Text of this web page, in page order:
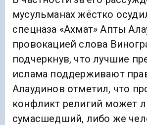
мусульманах жёстко
спецназа «Ахмат» Апты
провокацией слова
подчеркнув, что лучшие
ислама поддерживают
Алаудинов отметил, что
конфликт религий может
сумасшедший, либо же